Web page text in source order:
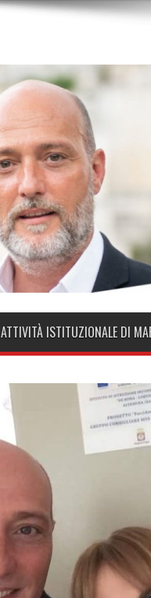
ATTIVITÀ ISTITUZIONALE DI